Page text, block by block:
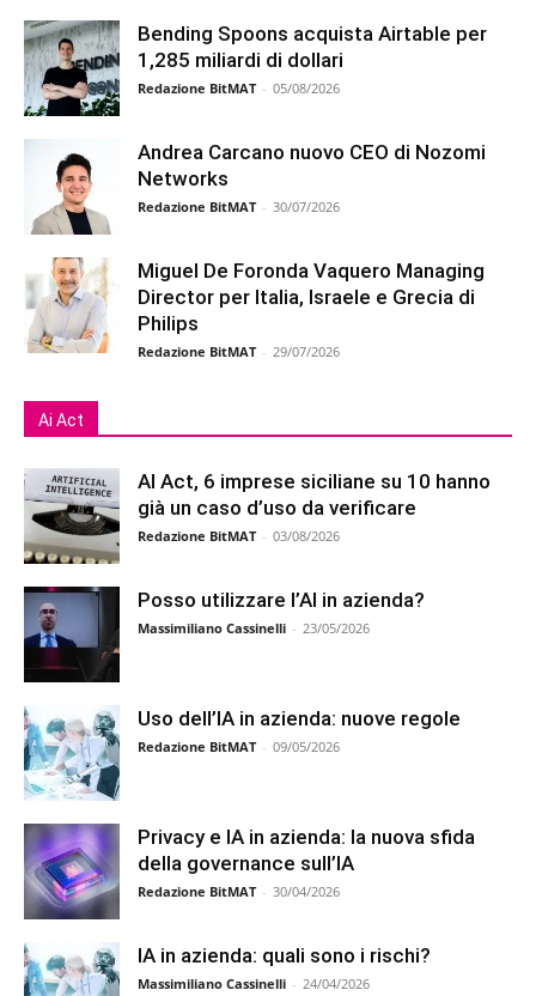
Bending Spoons acquista Airtable per
1,285 miliardi di dollari
Redazione BitMAT - 05/08/2026
Andrea Carcano nuovo CEO di Nozomi
Networks
Redazione BitMAT - 30/07/2026
Miguel De Foronda Vaquero Managing
Director per Italia, Israele e Grecia di
Philips
Redazione BitMAT - 29/07/2026
Ai Act
AI Act, 6 imprese siciliane su 10 hanno
già un caso d’uso da verificare
Redazione BitMAT - 03/08/2026
Posso utilizzare l’AI in azienda?
Massimiliano Cassinelli - 23/05/2026
Uso dell’IA in azienda: nuove regole
Redazione BitMAT - 09/05/2026
Privacy e IA in azienda: la nuova sfida
della governance sull’IA
Redazione BitMAT - 30/04/2026
IA in azienda: quali sono i rischi?
Massimiliano Cassinelli - 24/04/2026